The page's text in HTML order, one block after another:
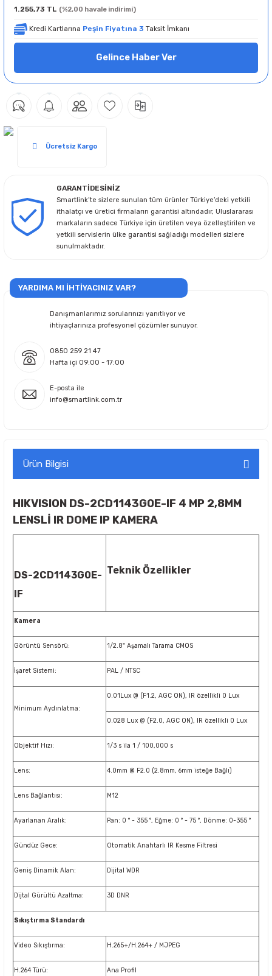
1.255,73 TL (%2,00 havale indirimi)
Kredi Kartlarına Peşin Fiyatına 3 Taksit İmkanı
Gelince Haber Ver
Ücretsiz Kargo
GARANTİDESİNİZ
Smartlink’te sizlere sunulan tüm ürünler Türkiye’deki yetkili
ithalatçı ve üretici firmaların garantisi altındadır, Uluslararası
markaların sadece Türkiye için üretilen veya özelleştirilen ve
yetkili servislerin ülke garantisi sağladığı modelleri sizlere
sunulmaktadır.
YARDIMA MI İHTİYACINIZ VAR?
Danışmanlarımız sorularınızı yanıtlıyor ve
ihtiyaçlarınıza profesyonel çözümler sunuyor.
0850 259 21 47
Hafta içi 09:00 - 17:00
E-posta ile
info@smartlink.com.tr
Ürün Bilgisi
HIKVISION DS-2CD1143G0E-IF 4 MP 2,8MM
LENSLİ IR DOME IP KAMERA
DS-2CD1143G0E-
IF
Teknik Özellikler
Kamera
Görüntü Sensörü: 1/2.8" Aşamalı Tarama CMOS
İşaret Sistemi: PAL / NTSC
Minimum Aydınlatma:
0.01Lux @ (F1.2, AGC ON), IR özellikli 0 Lux
0.028 Lux @ (F2.0, AGC ON), IR özellikli 0 Lux
Objektif Hızı: 1/3 s ila 1 / 100,000 s
Lens: 4.0mm @ F2.0 (2.8mm, 6mm isteğe Bağlı)
Lens Bağlantısı: M12
Ayarlanan Aralık: Pan: 0 ° - 355 °, Eğme: 0 ° - 75 °, Dönme: 0-355 °
Gündüz Gece: Otomatik Anahtarlı IR Kesme Filtresi
Geniş Dinamik Alan: Dijital WDR
Dijtal Gürültü Azaltma: 3D DNR
Sıkıştırma Standardı
Video Sıkıştırma: H.265+/H.264+ / MJPEG
H.264 Türü: Ana Profil